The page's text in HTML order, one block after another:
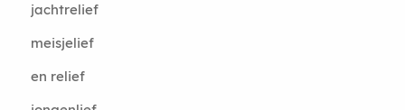
jachtrelief
meisjelief
en relief